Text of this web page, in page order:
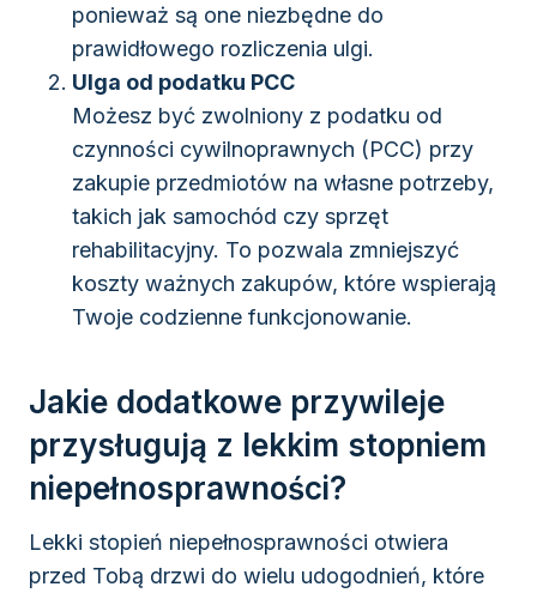
ponieważ są one niezbędne do
prawidłowego rozliczenia ulgi.
Ulga od podatku PCC
Możesz być zwolniony z podatku od
czynności cywilnoprawnych (PCC) przy
zakupie przedmiotów na własne potrzeby,
takich jak samochód czy sprzęt
rehabilitacyjny. To pozwala zmniejszyć
koszty ważnych zakupów, które wspierają
Twoje codzienne funkcjonowanie.
Jakie dodatkowe przywileje
przysługują z lekkim stopniem
niepełnosprawności?
Lekki stopień niepełnosprawności otwiera
przed Tobą drzwi do wielu udogodnień, które